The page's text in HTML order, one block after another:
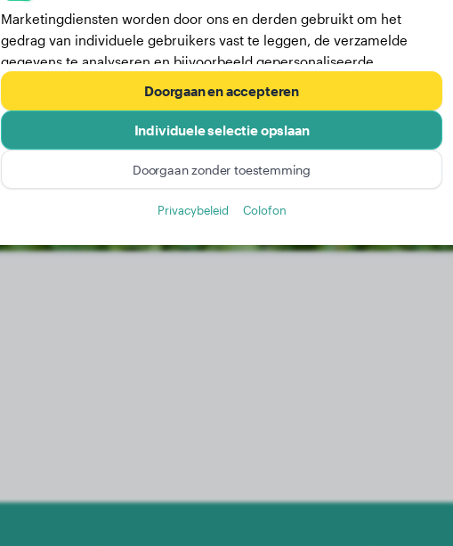
Marketingdiensten worden door ons en derden gebruikt om het
gedrag van individuele gebruikers vast te leggen, de verzamelde
gegevens te analyseren en bijvoorbeeld gepersonaliseerde
advertenties weer te geven. Deze diensten stellen ons in staat om
gebruikers te volgen over meerdere websites.
Hier vind je een lijst met onze advertentiepartners.
Meer informatie in onze privacyverklaring
Doorgaan en accepteren
Individuele selectie opslaan
Doorgaan zonder toestemming
Privacybeleid Colofon